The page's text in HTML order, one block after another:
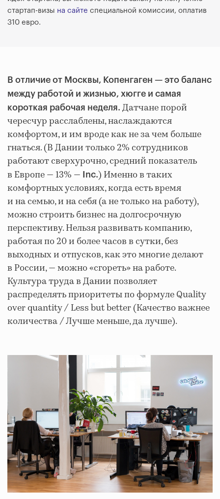
стартап-визы на сайте специальной комиссии, оплатив
310 евро.
В отличие от Москвы, Копенгаген — это баланс
между работой и жизнью, хюгге и самая
короткая рабочая неделя. Датчане порой
чересчур расслаблены, наслаждаются
комфортом, и им вроде как не за чем больше
гнаться. (В Дании только 2% сотрудников
работают сверхурочно, средний показатель
в Европе — 13% —
Inc.) Именно в таких
комфортных условиях, когда есть время
и на семью, и на себя (а не только на работу),
можно строить бизнес на долгосрочную
перспективу. Нельзя развивать компанию,
работая по 20 и более часов в сутки, без
выходных и отпусков, как это многие делают
в России, — можно «сгореть» на работе.
Культура труда в Дании позволяет
распределять приоритеты по формуле Quality
over quantity / Less but better (Качество важнее
количества / Лучше меньше, да лучше).